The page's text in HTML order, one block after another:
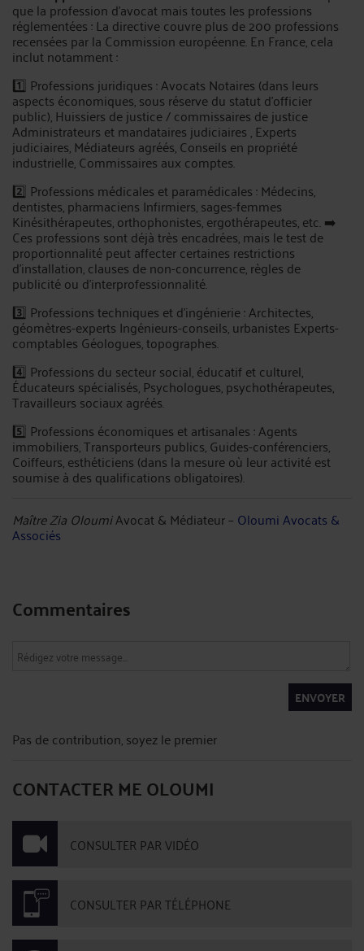
que la profession d'avocat mais toutes les professions
réglementées : La directive couvre plus de 200 professions
recensées par la Commission européenne. En France, cela
inclut notamment :
1️⃣ Professions juridiques : Avocats Notaires (dans leurs
aspects économiques, sous réserve du statut d’officier
public), Huissiers de justice / commissaires de justice
Administrateurs et mandataires judiciaires , Experts
judiciaires, Médiateurs agréés, Conseils en propriété
industrielle, Commissaires aux comptes.
2️⃣ Professions médicales et paramédicales : Médecins,
dentistes, pharmaciens Infirmiers, sages-femmes
Kinésithérapeutes, orthophonistes, ergothérapeutes, etc. ➡️
Ces professions sont déjà très encadrées, mais le test de
proportionnalité peut affecter certaines restrictions
d’installation, clauses de non-concurrence, règles de
publicité ou d’interprofessionnalité.
3️⃣ Professions techniques et d’ingénierie : Architectes,
géomètres-experts Ingénieurs-conseils, urbanistes Experts-
comptables Géologues, topographes.
4️⃣ Professions du secteur social, éducatif et culturel,
Éducateurs spécialisés, Psychologues, psychothérapeutes,
Travailleurs sociaux agréés.
5️⃣ Professions économiques et artisanales : Agents
immobiliers, Transporteurs publics, Guides-conférenciers,
Coiffeurs, esthéticiens (dans la mesure où leur activité est
soumise à des qualifications obligatoires).
Maître Zia OloumiAvocat & Médiateur – Oloumi Avocats &
Associés
Commentaires
ENVOYER
Pas de contribution, soyez le premier
CONTACTER ME OLOUMI
CONSULTER PAR VIDÉO
CONSULTER PAR TÉLÉPHONE